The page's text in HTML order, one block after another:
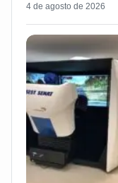
4 de agosto de 2026